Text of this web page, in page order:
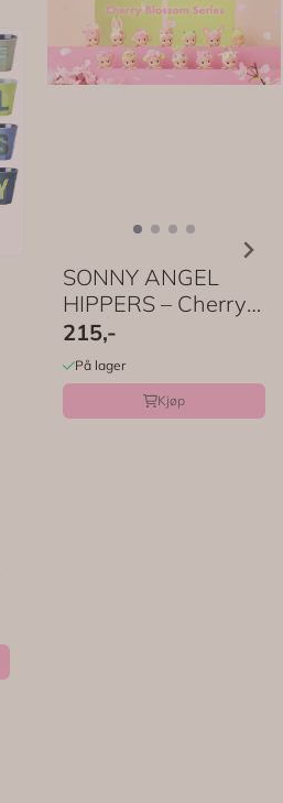
SONNY ANGEL
HIPPERS – Cherry
Blossom Series – ...
215,-
På lager
Kjøp